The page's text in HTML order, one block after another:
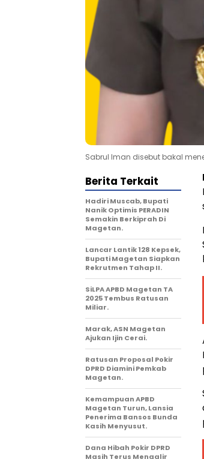
Sabrul Iman disebut bakal
Berita Terkait
Hadiri Muscab, Bupati
Nanik Optimis PERADIN
Semakin Berkiprah Di
Magetan.
Lancar Lantik 128 Kepsek,
Bupati Magetan Siapkan
Rekrutmen Tahap II.
SiLPA APBD Magetan TA
2025 Tembus Ratusan
Miliar.
Marak, ASN Magetan
Ajukan Ijin Cerai.
Ratusan Proposal Pokir
DPRD Diamini Pemkab
Magetan.
Kemampuan APBD
Magetan Turun, Lansia
Penerima Bansos Bunda
Kasih Menyusut.
Dana Hibah Pokir DPRD
Masih Terus Mengalir